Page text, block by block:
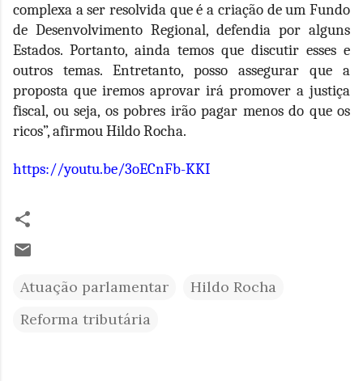
complexa a ser resolvida que é a criação de um Fundo
de Desenvolvimento Regional, defendia por alguns
Estados. Portanto, ainda temos que discutir esses e
outros temas. Entretanto, posso assegurar que a
proposta que iremos aprovar irá promover a justiça
fiscal, ou seja, os pobres irão pagar menos do que os
ricos”, afirmou Hildo Rocha.
https://youtu.be/3oECnFb-KKI
Atuação parlamentar
Hildo Rocha
Reforma tributária